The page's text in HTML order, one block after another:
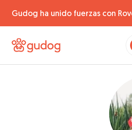
Gudog ha unido fuerzas con